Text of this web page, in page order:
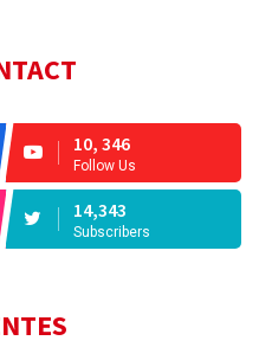
10, 346
Follow Us
14,343
Subscribers